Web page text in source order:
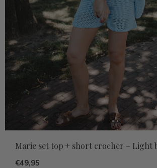
Marie set top + short crocher – Light
€49,95